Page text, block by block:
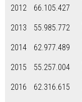
2012
66.105.427
2013
55.985.772
2014
62.977.489
2015
55.257.004
2016
62.316.615